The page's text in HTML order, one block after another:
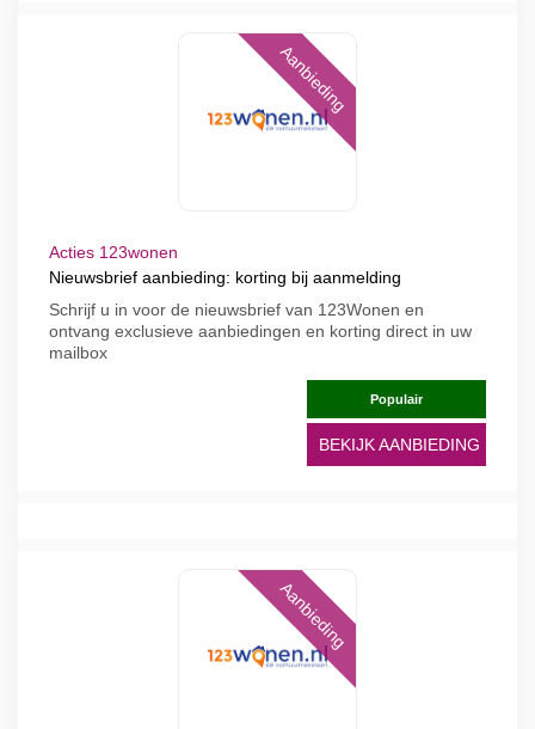
Aanbieding
Acties 123wonen
Nieuwsbrief aanbieding: korting bij aanmelding
Schrijf u in voor de nieuwsbrief van 123Wonen en
ontvang exclusieve aanbiedingen en korting direct in uw
mailbox
Populair
BEKIJK AANBIEDING
Aanbieding